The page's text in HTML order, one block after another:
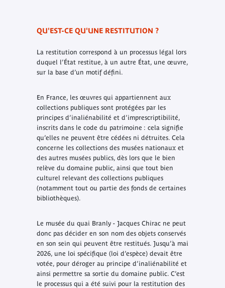
QU'EST-CE QU'UNE RESTITUTION ?
La restitution correspond à un processus légal lors
duquel l’État restitue, à un autre État, une œuvre,
sur la base d’un motif défini.
En France, les œuvres qui appartiennent aux
collections publiques sont protégées par les
principes d’inaliénabilité et d’imprescriptibilité,
inscrits dans le code du patrimoine : cela signifie
qu’elles ne peuvent être cédées ni détruites. Cela
concerne les collections des musées nationaux et
des autres musées publics, dès lors que le bien
relève du domaine public, ainsi que tout bien
culturel relevant des collections publiques
(notamment tout ou partie des fonds de certaines
bibliothèques).
Le musée du quai Branly - Jacques Chirac ne peut
donc pas décider en son nom des objets conservés
en son sein qui peuvent être restitués. Jusqu’à mai
2026, une loi spécifique (loi d’espèce) devait être
votée, pour déroger au principe d’inaliénabilité et
ainsi permettre sa sortie du domaine public. C’est
le processus qui a été suivi pour la restitution des